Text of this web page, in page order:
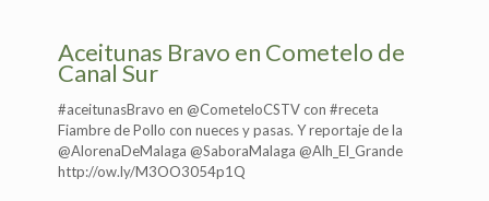
Aceitunas Bravo en Cometelo de
Canal Sur
#aceitunasBravo en @CometeloCSTV con #receta
Fiambre de Pollo con nueces y pasas. Y reportaje de la
@AlorenaDeMalaga @SaboraMalaga @Alh_El_Grande
http://ow.ly/M3OO3054p1Q